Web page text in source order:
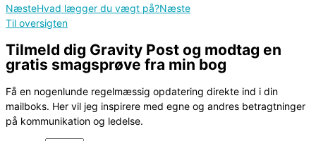
NæsteHvad lægger du vægt på?Næste
Til oversigten
Tilmeld dig Gravity Post og modtag en
gratis smagsprøve fra min bog
Få en nogenlunde regelmæssig opdatering direkte ind i din
mailboks. Her vil jeg inspirere med egne og andres betragtninger
på kommunikation og ledelse.